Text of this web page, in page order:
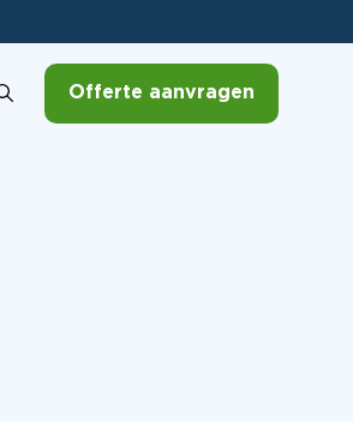
Offerte aanvragen